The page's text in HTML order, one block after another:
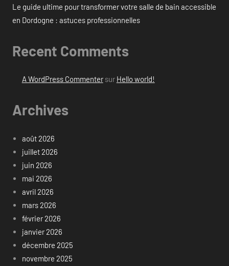
Le guide ultime pour transformer votre salle de bain accessible
en Dordogne : astuces professionnelles
Recent Comments
A WordPress Commentersur Hello world!
Archives
août 2026
juillet 2026
juin 2026
mai 2026
avril 2026
mars 2026
février 2026
janvier 2026
décembre 2025
novembre 2025